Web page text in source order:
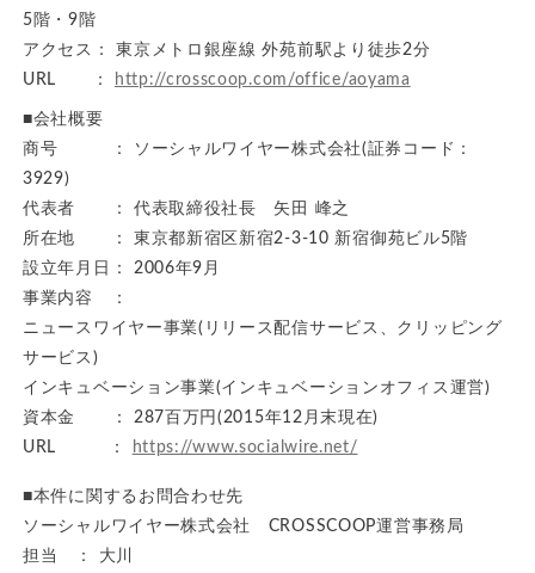
5階・9階
アクセス： 東京メトロ銀座線 外苑前駅より徒歩2分
URL ：
http://crosscoop.com/office/aoyama
■会社概要
商号 ： ソーシャルワイヤー株式会社(証券コード：
3929)
代表者 ： 代表取締役社長 矢田 峰之
所在地 ： 東京都新宿区新宿2-3-10 新宿御苑ビル5階
設立年月日： 2006年9月
事業内容 ：
ニュースワイヤー事業(リリース配信サービス、クリッピング
サービス)
インキュベーション事業(インキュベーションオフィス運営)
資本金 ： 287百万円(2015年12月末現在)
URL ：
https://www.socialwire.net/
■本件に関するお問合わせ先
ソーシャルワイヤー株式会社 CROSSCOOP運営事務局
担当 ： 大川